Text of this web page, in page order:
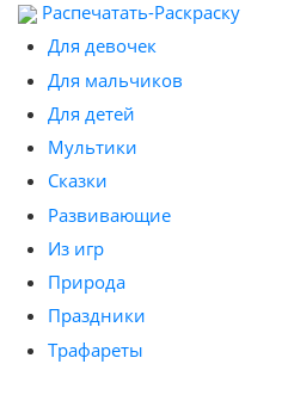
Распечатать-Раскраску
Для девочек
Для мальчиков
Для детей
Мультики
Сказки
Развивающие
Из игр
Природа
Праздники
Трафареты